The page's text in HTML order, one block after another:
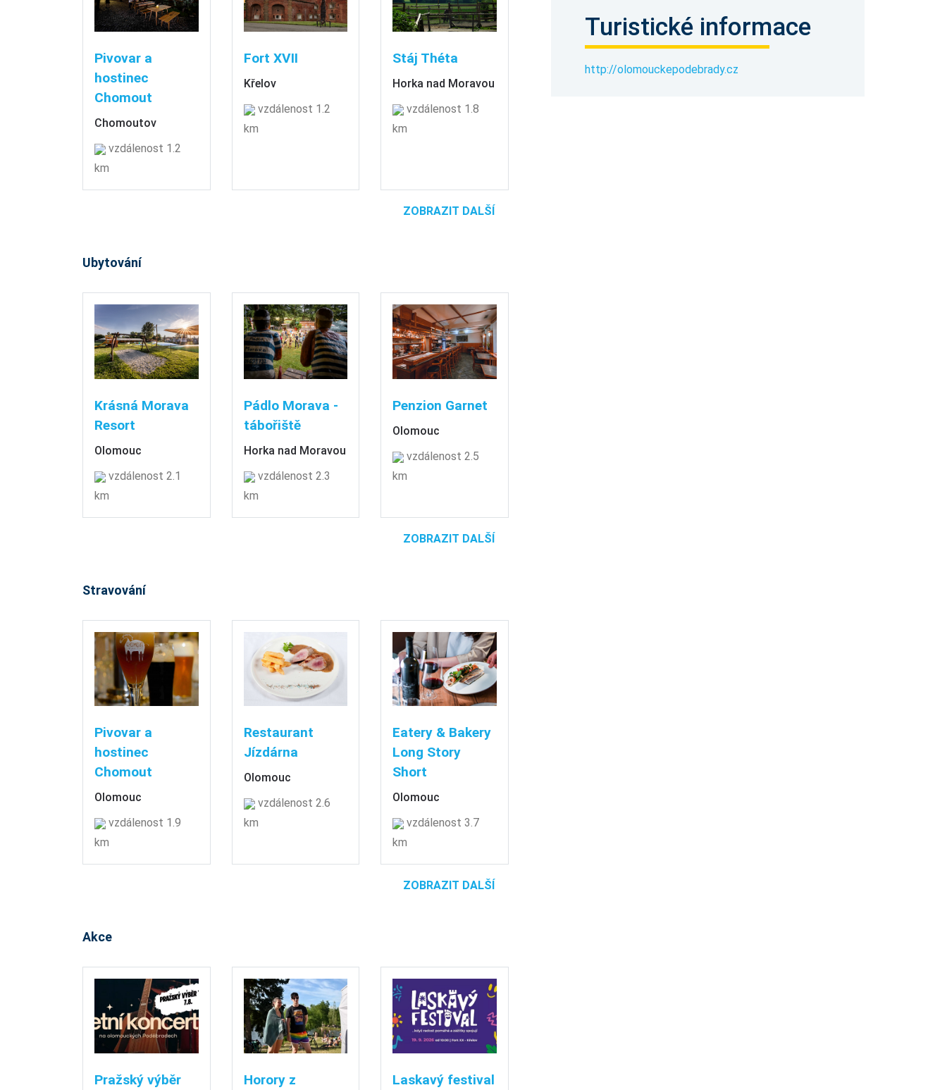
Pivovar a
hostinec
Chomout
Chomoutov
vzdálenost 1.2
km
Fort XVII
Křelov
vzdálenost 1.2
km
Stáj Théta
Horka nad Moravou
vzdálenost 1.8
km
ZOBRAZIT DALŠÍ
Ubytování
Krásná Morava
Resort
Olomouc
vzdálenost 2.1
km
Pádlo Morava -
tábořiště
Horka nad Moravou
vzdálenost 2.3
km
Penzion Garnet
Olomouc
vzdálenost 2.5
km
ZOBRAZIT DALŠÍ
Stravování
Pivovar a
hostinec
Chomout
Olomouc
vzdálenost 1.9
km
Restaurant
Jízdárna
Olomouc
vzdálenost 2.6
km
Eatery & Bakery
Long Story
Short
Olomouc
vzdálenost 3.7
km
ZOBRAZIT DALŠÍ
Akce
Pražský výběr
Horory z
Laskavý festival
Turistické informace
http://olomouckepodebrady.cz